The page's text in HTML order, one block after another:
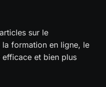
sur le
formation en ligne, le
efficace et bien plus